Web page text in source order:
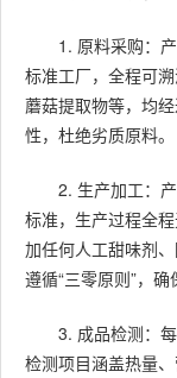
1. 原料采购：
标准工厂，全程可
蘑菇提取物等，均
性，杜绝劣质原料。
2. 生产加工：
标准，生产过程全
加任何人工甜味剂
遵循“三零原则”，确
3. 成品检测：
检测项目涵盖热量